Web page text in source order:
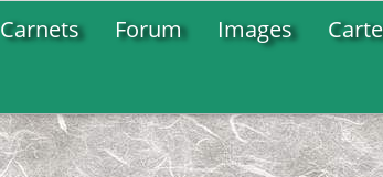
Carnets Forum Images